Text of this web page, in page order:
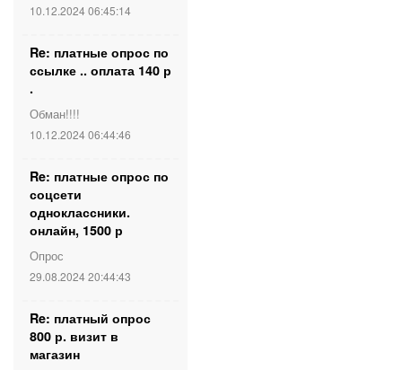
10.12.2024 06:45:14
Re: платные опрос по
ссылке .. оплата 140 р
.
Обман!!!!
10.12.2024 06:44:46
Re: платные опрос по
соцсети
одноклассники.
онлайн, 1500 р
Опрос
29.08.2024 20:44:43
Re: платный опрос
800 р. визит в
магазин